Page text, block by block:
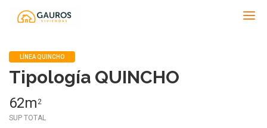
Gauros
LÍNEA QUINCHO
Tipología QUINCHO
62m2
SUP TOTAL